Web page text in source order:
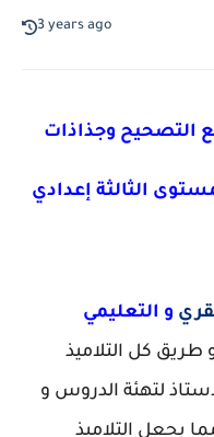
3 years ago
وجذاذات
الثالثة إعدادي
و التعليمي
كل التلاميذ
لتهئة الدروس و
يجعل التلاميذ